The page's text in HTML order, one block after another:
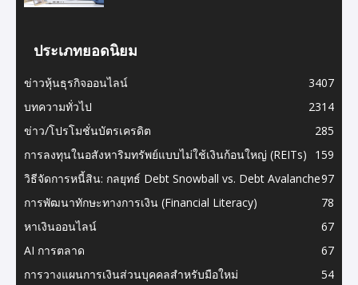
ประเภทยอดนิยม
ข่าวหุ้นธุรกิจออนไลน์
3407
บทความทั่วไป
2314
ข่าว/โปรโมชั่นบัตรเครดิต
285
การลงทุนในอสังหาริมทรัพย์แบบไม่ใช้เงินก้อนใหญ่ (REITs)
159
วิธีจัดการหนี้สิน: กลยุทธ์ Debt Snowball vs. Debt Avalanche97
การพัฒนาทักษะทางการเงิน (Financial Literacy)
78
หาเงินออนไลน์
67
AI การตลาด
67
การวางแผนการเงินส่วนบุคคลสำหรับมือใหม่
54